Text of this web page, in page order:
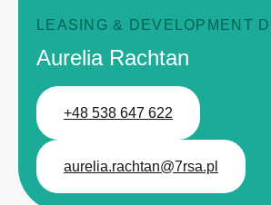
LEASING & DEVELOPMENT
Aurelia Rachtan
+48 538 647 622
aurelia.rachtan@7rsa.pl